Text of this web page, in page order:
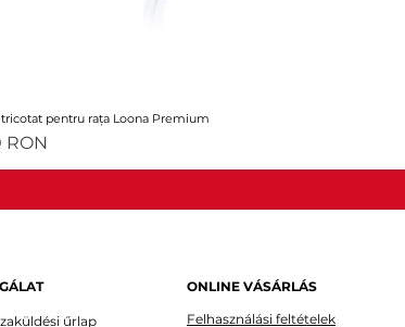
pentru rața Loona Premium
RON
űrlap
ONLINE VÁSÁRLÁS
Felhasználási feltételek